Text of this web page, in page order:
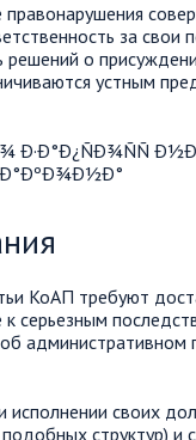
за свои
решений о
устным
КоАП требуют
серьезным
административном
исполнении своих
структур) и